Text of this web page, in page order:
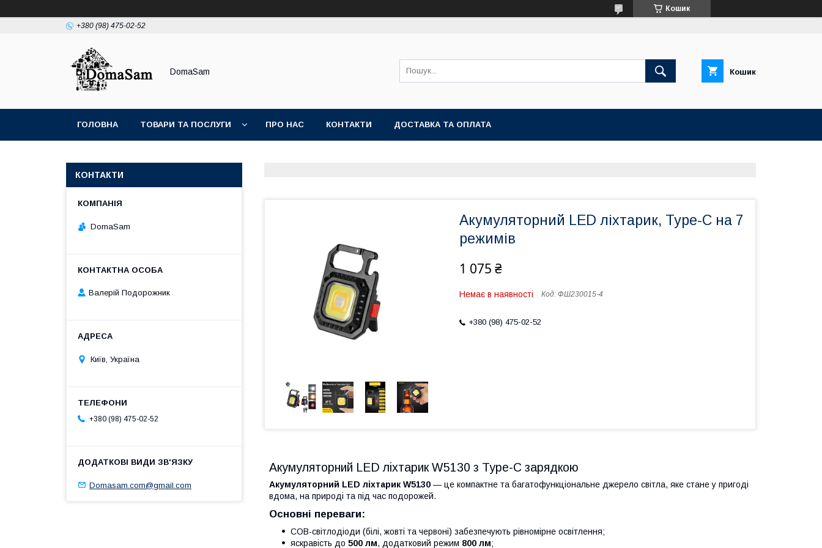
Кошик
+380 (98) 475-02-52
DomaSam Кошик
ГОЛОВНА ТОВАРИ ТА ПОСЛУГИ ПРО НАС КОНТАКТИ ДОСТАВКА ТА ОПЛАТА
Акумуляторний LED ліхтарик, Type-C на 7
режимів
1 075 ₴
Немає в наявності Код: ФШ230015-4
+380 (98) 475-02-52
Акумуляторний LED ліхтарик W5130 з Type-C зарядкою
Акумуляторний LED ліхтарик W5130 — це компактне та багатофункціональне джерело світла, яке стане у пригоді
вдома, на природі та під час подорожей.
Основні переваги:
COB-світлодіоди (білі, жовті та червоні) забезпечують рівномірне освітлення;
яскравість до 500 лм, додатковий режим 800 лм;
КОНТАКТИ
DomaSam
Валерій Подорожник
Київ, Україна
+380 (98) 475-02-52
Domasam.com@gmail.com